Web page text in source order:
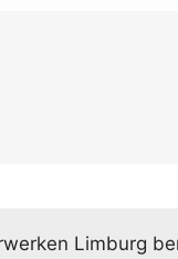
Limburg